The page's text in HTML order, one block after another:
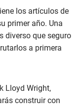
los artículos de
primer año. Una
diverso que seguro
a primera
Lloyd Wright,
construir con